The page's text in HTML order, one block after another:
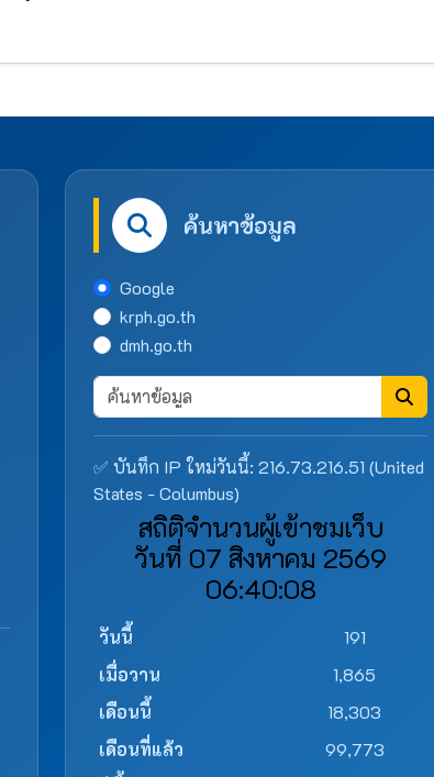
ค้นหาข้อมูล
Google
krph.go.th
dmh.go.th
✅ บันทึก IP ใหม่วันนี้: 216.73.216.51 (United
States - Columbus)
สถิติจำนวนผู้เข้าชมเว็บ
วันที่ 07 สิงหาคม 2569
06:40:08
วันนี้
191
เมื่อวาน
1,865
เดือนนี้
18,303
เดือนที่แล้ว
99,773